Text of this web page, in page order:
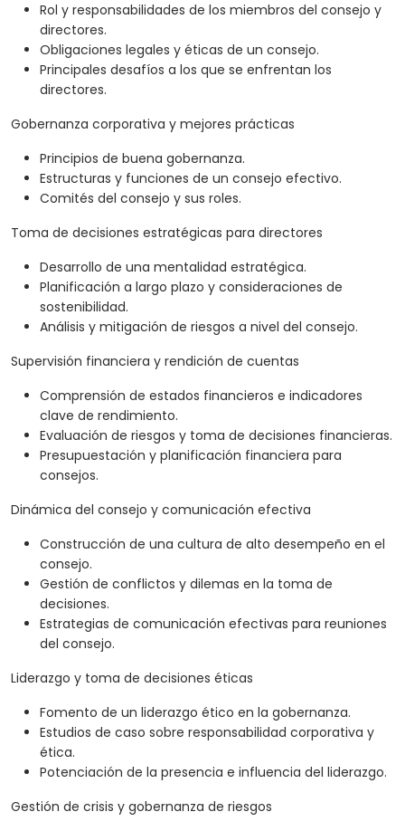
Rol y responsabilidades de los miembros del consejo y
directores.
Obligaciones legales y éticas de un consejo.
Principales desafíos a los que se enfrentan los
directores.
Gobernanza corporativa y mejores prácticas
Principios de buena gobernanza.
Estructuras y funciones de un consejo efectivo.
Comités del consejo y sus roles.
Toma de decisiones estratégicas para directores
Desarrollo de una mentalidad estratégica.
Planificación a largo plazo y consideraciones de
sostenibilidad.
Análisis y mitigación de riesgos a nivel del consejo.
Supervisión financiera y rendición de cuentas
Comprensión de estados financieros e indicadores
clave de rendimiento.
Evaluación de riesgos y toma de decisiones financieras.
Presupuestación y planificación financiera para
consejos.
Dinámica del consejo y comunicación efectiva
Construcción de una cultura de alto desempeño en el
consejo.
Gestión de conflictos y dilemas en la toma de
decisiones.
Estrategias de comunicación efectivas para reuniones
del consejo.
Liderazgo y toma de decisiones éticas
Fomento de un liderazgo ético en la gobernanza.
Estudios de caso sobre responsabilidad corporativa y
ética.
Potenciación de la presencia e influencia del liderazgo.
Gestión de crisis y gobernanza de riesgos